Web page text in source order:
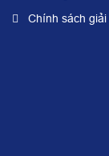
Chính sách